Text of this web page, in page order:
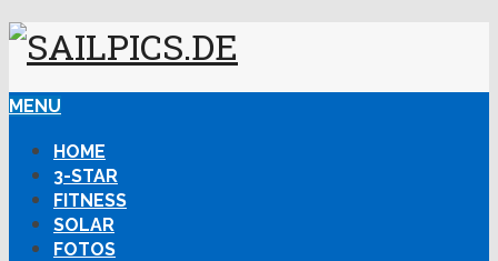
MENU
HOME
3-STAR
FITNESS
SOLAR
FOTOS